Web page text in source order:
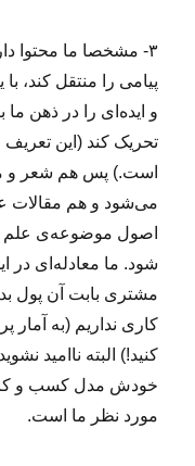
۳- مشخصا ما محتوا
پیامی را منتقل کند،
و ایده‌ای را در ذهن
تحریک کند (این
است.) پس هم شعر و
می‌شود و هم مقالات
اصول موضوعه‌ی علم
شود. ما معادله‌ای در
مشتری بابت آن پول
کاری نداریم (به
کنید!) البته ناامید
خودش مدل کسب و
مورد نظر ما است.